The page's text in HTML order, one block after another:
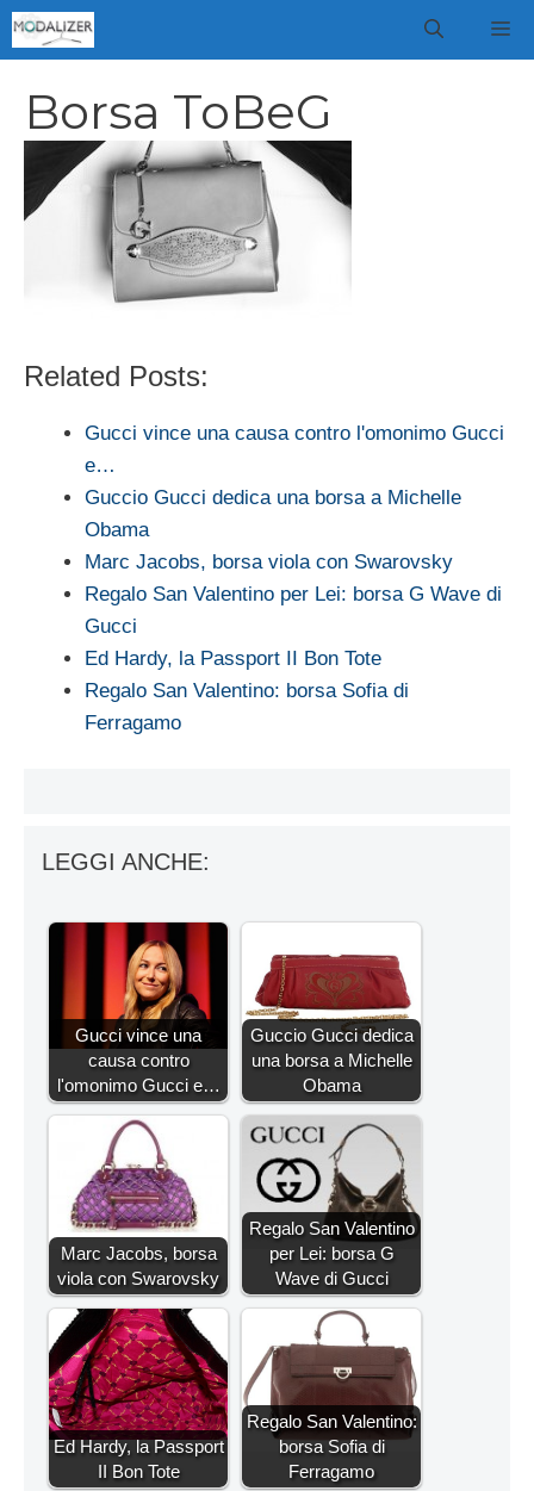
Vai
al
Borsa ToBeG
Related Posts:
Gucci vince una causa contro l'omonimo Gucci
e…
Guccio Gucci dedica una borsa a Michelle
Obama
Marc Jacobs, borsa viola con Swarovsky
Regalo San Valentino per Lei: borsa G Wave di
Gucci
Ed Hardy, la Passport II Bon Tote
Regalo San Valentino: borsa Sofia di
Ferragamo
LEGGI ANCHE:
Gucci vince una
causa contro
l'omonimo Gucci e…
Guccio Gucci dedica
una borsa a Michelle
Obama
Marc Jacobs, borsa
viola con Swarovsky
Regalo San Valentino
per Lei: borsa G
Wave di Gucci
Ed Hardy, la Passport
II Bon Tote
Regalo San Valentino:
borsa Sofia di
Ferragamo